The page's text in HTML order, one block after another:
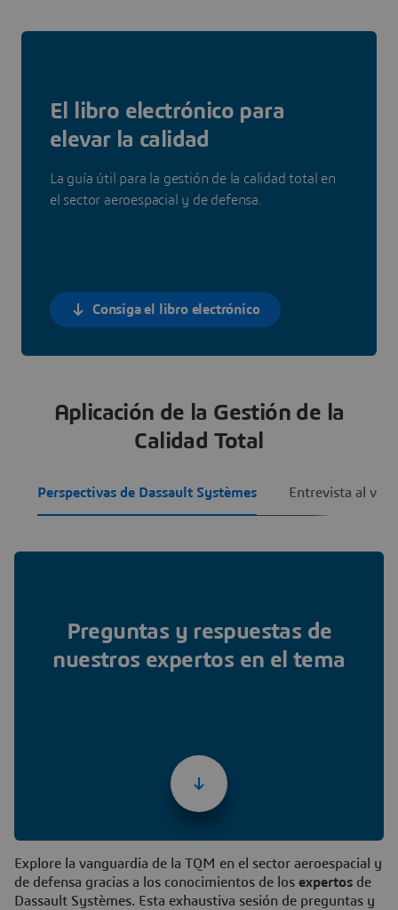
El libro electrónico para
elevar la calidad
La guía útil para la gestión de la calidad total en
el sector aeroespacial y de defensa.
Consiga el libro electrónico
Aplicación de la Gestión de la
Calidad Total
Perspectivas de Dassault Systèmes Entrevista al
Preguntas y respuestas de
nuestros expertos en el tema
Explore la vanguardia de la TQM en el sector aeroespacial y
de defensa gracias a los conocimientos de los expertos de
Dassault Systèmes. Esta exhaustiva sesión de preguntas y